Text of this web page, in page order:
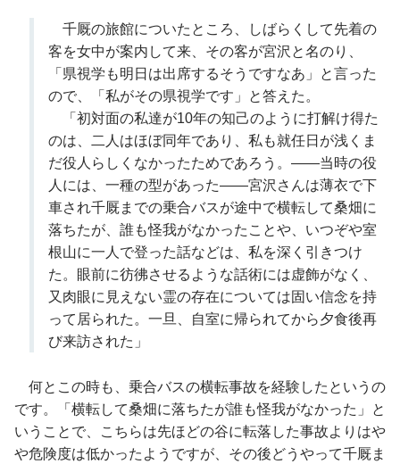
千厩の旅館についたところ、しばらくして先着の
客を女中が案内して来、その客が宮沢と名のり、
「県視学も明日は出席するそうですなあ」と言った
ので、「私がその県視学です」と答えた。
「初対面の私達が10年の知己のように打解け得た
のは、二人はほぼ同年であり、私も就任日が浅くま
だ役人らしくなかったためであろう。――当時の役
人には、一種の型があった――宮沢さんは薄衣で下
車され千厩までの乗合バスが途中で横転して桑畑に
落ちたが、誰も怪我がなかったことや、いつぞや室
根山に一人で登った話などは、私を深く引きつけ
た。眼前に彷彿させるような話術には虚飾がなく、
又肉眼に見えない霊の存在については固い信念を持
って居られた。一旦、自室に帰られてから夕食後再
び来訪された」
何とこの時も、乗合バスの横転事故を経験したというの
です。「横転して桑畑に落ちたが誰も怪我がなかった」と
いうことで、こちらは先ほどの谷に転落した事故よりはや
や危険度は低かったようですが、その後どうやって千厩ま